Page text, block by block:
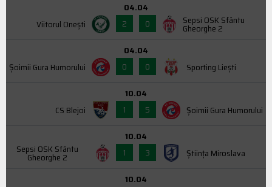
Viitorul Onești
04.04
2
0 Sepsi OSK Sfântu
Gheorghe 2
Şoimii Gura Humorului
04.04
0
0 Sporting Liești
CS Blejoi
10.04
1
5 Şoimii Gura Humorului
Sepsi OSK Sfântu
Gheorghe 2
10.04
1
3 Știința Miroslava
10.04